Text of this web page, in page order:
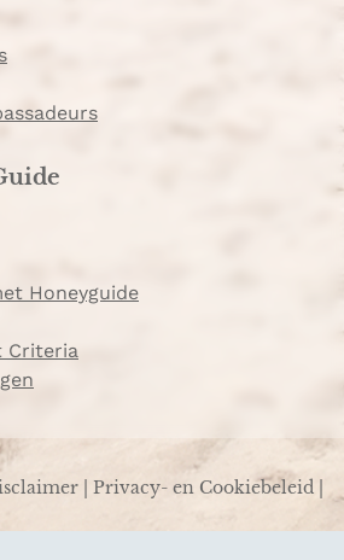
Honeyguide
Criteria
Privacy- en Cookiebeleid